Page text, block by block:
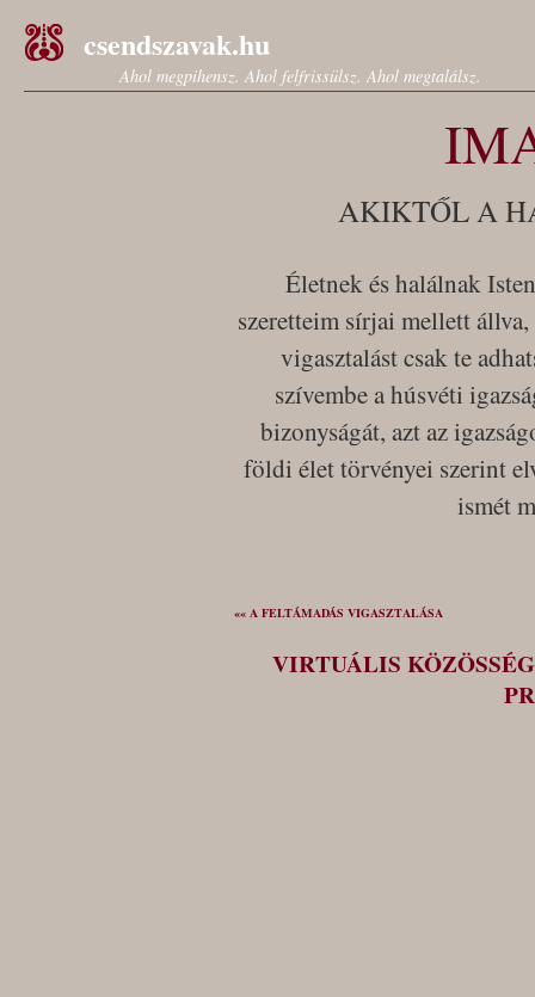
csendszavak.hu
Ahol megpihensz. Ahol felfrissülsz. Ahol megtalálsz.
AKIKTŐL A
Életnek és halálnak
szeretteim sírjai mellett
vigasztalást csak te
szívembe a húsvéti
bizonyságát, azt az
földi élet törvényei szerint
ismét
«« A FELTÁMADÁS VIGASZTALÁSA
VIRTUÁLIS KÖZÖSSÉG